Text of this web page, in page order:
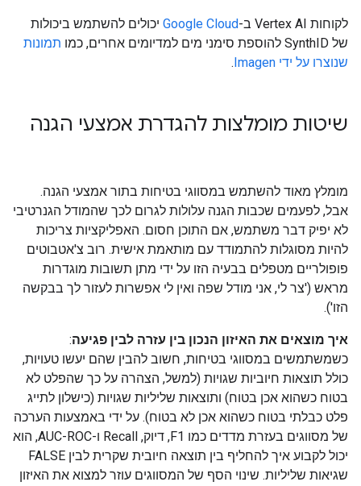
לקוחות Vertex AI ב- Google Cloud יכולים להשתמש ביכולות
של SynthID להוספת סימני מים למדיומים אחרים, כמו
תמונות
שנוצרו על ידי Imagen
.
שיטות מומלצות להגדרת אמצעי הגנה
מומלץ מאוד להשתמש במסווגי בטיחות בתור אמצעי הגנה.
אבל, לפעמים שכבות הגנה עלולות לגרום לכך שהמודל הגנרטיבי
לא יפיק דבר משתמש, אם התוכן חסום. האפליקציות צריכות
להיות מסוגלות להתמודד עם מותאמת אישית. רוב צ'אטבוטים
פופולריים מטפלים בבעיה הזו על ידי מתן תשובות מוגדרות
מראש ('צר לי, אני מודל שפה ואין לי אפשרות לעזור לך בבקשה
הזו').
איך מוצאים את האיזון הנכון בין עזרה לבין פגיעה:
כשמשתמשים במסווגי בטיחות, חשוב להבין שהם יעשו טעויות,
כולל תוצאות חיוביות שגויות (למשל, הצהרה על כך שהפלט לא
בטוח כשהוא אכן בטוח) ותוצאות שליליות שגויות (כישלון לתייג
פלט כבלתי בטוח כשהוא אכן לא בטוח). על ידי באמצעות הערכה
של מסווגים בעזרת מדדים כמו F1, דיוק, Recall ו-AUC-ROC, הוא
יכול לקבוע איך להחליף בין תוצאה חיובית שקרית לבין FALSE
שגיאות שליליות. שינוי הסף של המסווגים עוזר למצוא את האיזון